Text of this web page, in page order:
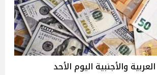
والأجنبية اليوم الأحد